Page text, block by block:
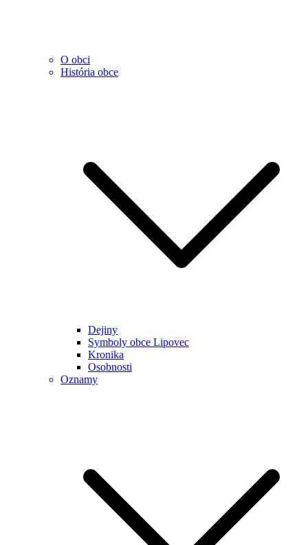
O obci
História obce
Dejiny
Symboly obce Lipovec
Kronika
Osobnosti
Oznamy